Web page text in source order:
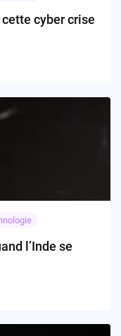
cyber crise
l’Inde se